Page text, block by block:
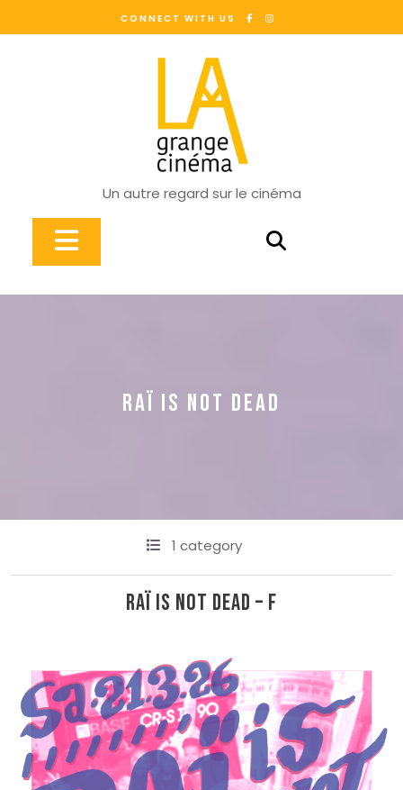
CONNECT WITH US
Un autre regard sur le cinéma
Open
RAÏ IS NOT DEAD
1 category
Raï is not dead – F